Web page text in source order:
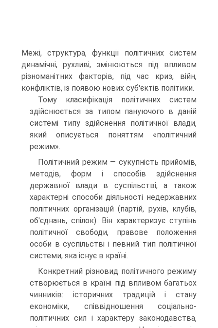
Межі, структура, функції політичних систем
динамічні, рухливі, змінюються під впливом
різноманітних факторів, під час криз, війн,
конфліктів, із появою нових суб'єктів політики.
Тому класифікація політичних систем
здійснюється за типом пануючого в даній
системі типу здійснення політичної влади,
який описується поняттям «політичний
режим».
Політичний режим — сукупність прийомів,
методів, форм і способів здійснення
державної влади в суспільстві, а також
характерні способи діяльності недержавних
політичних організацій (партій, рухів, клубів,
об'єднань, спілок). Він характеризує ступінь
політичної свободи, правове положення
особи в суспільстві і певний тип політичної
системи, яка існує в країні.
Конкретний різновид політичного режиму
створюється в країні під впливом багатьох
чинників: історичних традицій і стану
економіки, співвідношення соціально-
політичних сил і характеру законодавства,